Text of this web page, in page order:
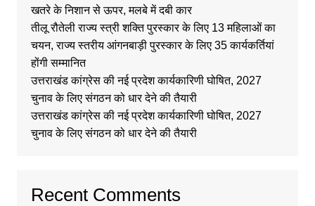
खतरे के निशान से ऊपर, मलबे में दबी कार
तीलू रौतेली राज्य स्त्री शक्ति पुरस्कार के लिए 13 महिलाओं का
चयन, राज्य स्तरीय आंगनबाड़ी पुरस्कार के लिए 35 कार्यकर्तियां
होंगी सम्मानित
उत्तराखंड कांग्रेस की नई प्रदेश कार्यकारिणी घोषित, 2027
चुनाव के लिए संगठन को धार देने की तैयारी
उत्तराखंड कांग्रेस की नई प्रदेश कार्यकारिणी घोषित, 2027
चुनाव के लिए संगठन को धार देने की तैयारी
Recent Comments